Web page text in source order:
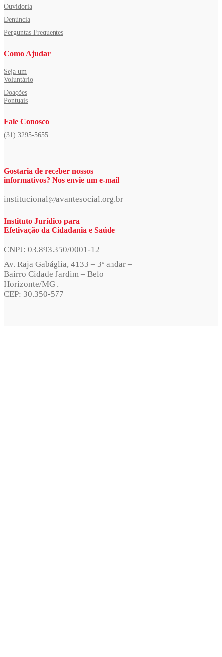
Ouvidoria
Denúncia
Perguntas Frequentes
Como Ajudar
Seja um
Voluntário
Doações
Pontuais
Fale Conosco
(31) 3295-5655
Gostaria de receber nossos
informativos? Nos envie um e-mail
institucional@avantesocial.org.br
Instituto Jurídico para
Efetivação da Cidadania e Saúde
CNPJ: 03.893.350/0001-12
Av. Raja Gabáglia, 4133 – 3º andar –
Bairro Cidade Jardim – Belo
Horizonte/MG .
CEP: 30.350-577